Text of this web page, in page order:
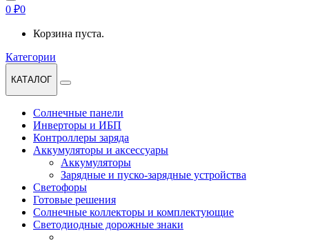
0 ₽0
Корзина пуста.
Категории
КАТАЛОГ
Солнечные панели
Инверторы и ИБП
Контроллеры заряда
Аккумуляторы и аксессуары
Аккумуляторы
Зарядные и пуско-зарядные устройства
Светофоры
Готовые решения
Солнечные коллекторы и комплектующие
Светодиодные дорожные знаки